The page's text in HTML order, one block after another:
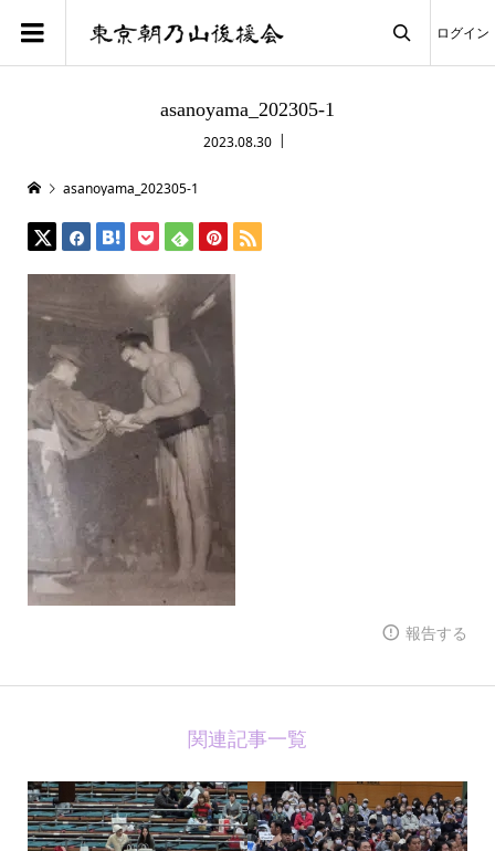
ログイン
asanoyama_202305-1
2023.08.30
asanoyama_202305-1
報告する
関連記事一覧